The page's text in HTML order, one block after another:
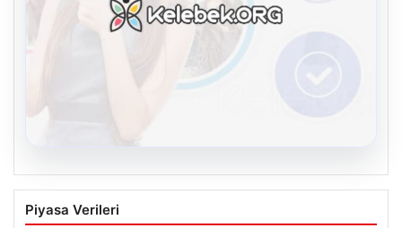
08.08.2026
Kelebek.Org İle Dijital İletişimin Seviyeli
Adresi Ve Muhabbet Deneyimi
Piyasa Verileri